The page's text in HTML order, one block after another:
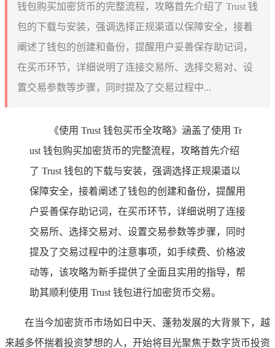
钱包购买加密货币的完整流程，攻略首先介绍了 Trust 钱
包的下载与安装，强调选择正规渠道以保障安全，接着
阐述了钱包的创建和备份，提醒用户妥善保存助记词，
在买币环节，详细说明了连接交易所、选择交易对、设
置交易参数等步骤，同时提及了交易过程中...
《使用 Trust 钱包买币全攻略》涵盖了使用 Tr
ust 钱包购买加密货币的完整流程，攻略首先介绍
了 Trust 钱包的下载与安装，强调选择正规渠道以
保障安全，接着阐述了钱包的创建和备份，提醒用
户妥善保存助记词，在买币环节，详细说明了连接
交易所、选择交易对、设置交易参数等步骤，同时
提及了交易过程中的注意事项，如手续费、价格波
动等，该攻略为新手提供了全面且实用的指导，帮
助其顺利使用 Trust 钱包进行加密货币交易。
在当今加密货币市场如日中天、蓬勃发展的大背景下，越
来越多怀揣着投资梦想的人，开始将目光聚焦于数字货币投资